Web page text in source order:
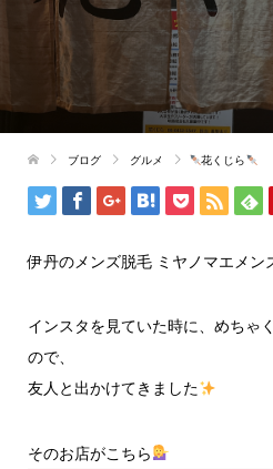
ブログ グルメ 花くじら
伊丹のメンズ脱毛 ミヤノマエメ
インスタを見ていた時に、めちゃ
ので、
友人と出かけてきました
そのお店がこちら